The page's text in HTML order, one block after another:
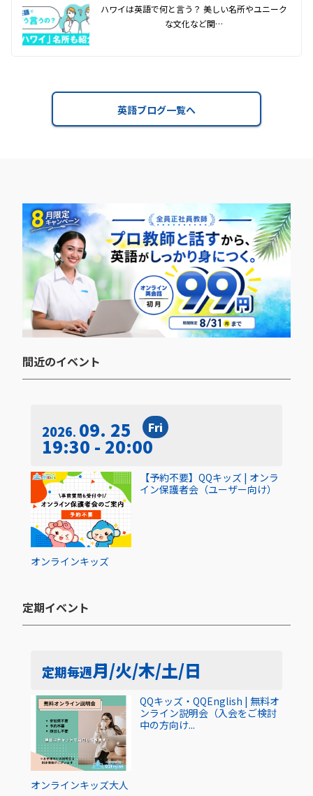
ハワイは英語で何と言う？ 美しい名所やユニーク
な文化など関…
英語ブログ一覧へ
間近のイベント​
2026 09. 25 Fri
19:30 - 20:00
オンラインキッズ
【予約不要】QQキッズ | オンラ
イン保護者会（ユーザー向け）
定期イベント​
定期毎週月/火/木/土/日
オンラインキッズ大人
QQキッズ・QQEnglish | 無料オ
ンライン説明会（入会をご検討
中の方向け...